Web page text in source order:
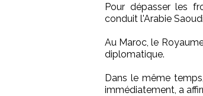
Pour dépasser les
conduit l'Arabie
Au Maroc, le
diplomatique.
Dans le même temps,
immédiatement, a